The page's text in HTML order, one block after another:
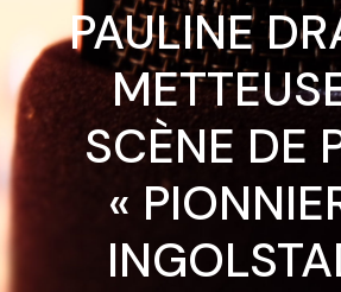
PAULINE
SCÈNE DE
«